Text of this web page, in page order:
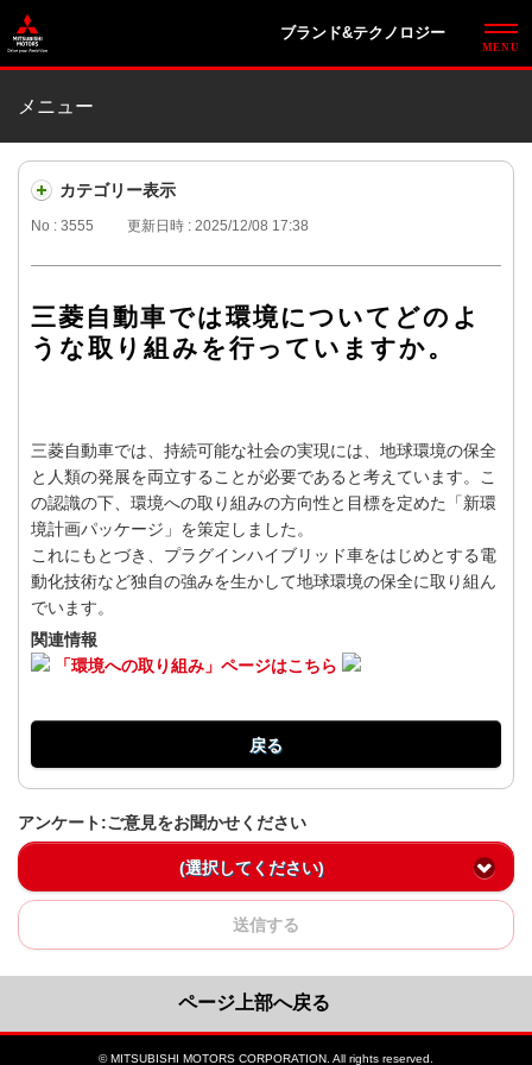
ブランド&テクノロジー
メニュー
カテゴリー表示
No : 3555 更新日時 : 2025/12/08 17:38
三菱自動車では環境についてどのよ
うな取り組みを行っていますか。
三菱自動車では、持続可能な社会の実現には、地球環境の保全
と人類の発展を両立することが必要であると考えています。こ
の認識の下、環境への取り組みの方向性と目標を定めた「新環
境計画パッケージ」を策定しました。
これにもとづき、プラグインハイブリッド車をはじめとする電
動化技術など独自の強みを生かして地球環境の保全に取り組ん
でいます。
関連情報
「環境への取り組み」ページはこちら
戻る
アンケート:ご意見をお聞かせください
(選択してください)
送信する
ページ上部へ戻る
© MITSUBISHI MOTORS CORPORATION. All rights reserved.